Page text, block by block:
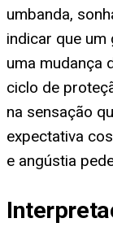
umbanda,
indicar que
uma mudança
ciclo de
na sensação
expectativa
e angústia